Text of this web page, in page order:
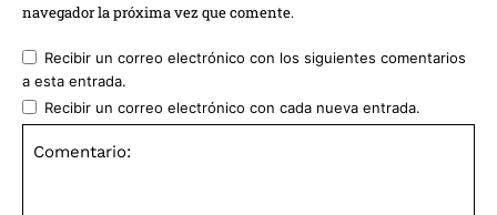
navegador la próxima vez que comente.
Recibir un correo electrónico con los siguientes comentarios
a esta entrada.
Recibir un correo electrónico con cada nueva entrada.